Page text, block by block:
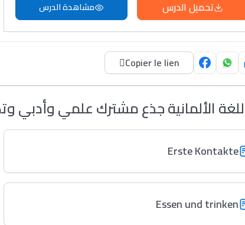
تحميل الدرس مشاهدة الدرس
Copier le lien
الألمانية جذع مشترك علمي وأدبي
Erste Kontakte
Essen und trinken